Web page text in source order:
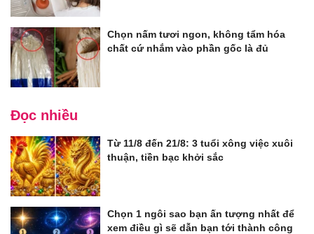
Chọn nấm tươi ngon, không tẩm hóa
chất cứ nhắm vào phần gốc là đủ
Đọc nhiều
Từ 11/8 đến 21/8: 3 tuổi xông việc xuôi
thuận, tiền bạc khởi sắc
Chọn 1 ngôi sao bạn ấn tượng nhất để
xem điều gì sẽ dẫn bạn tới thành công